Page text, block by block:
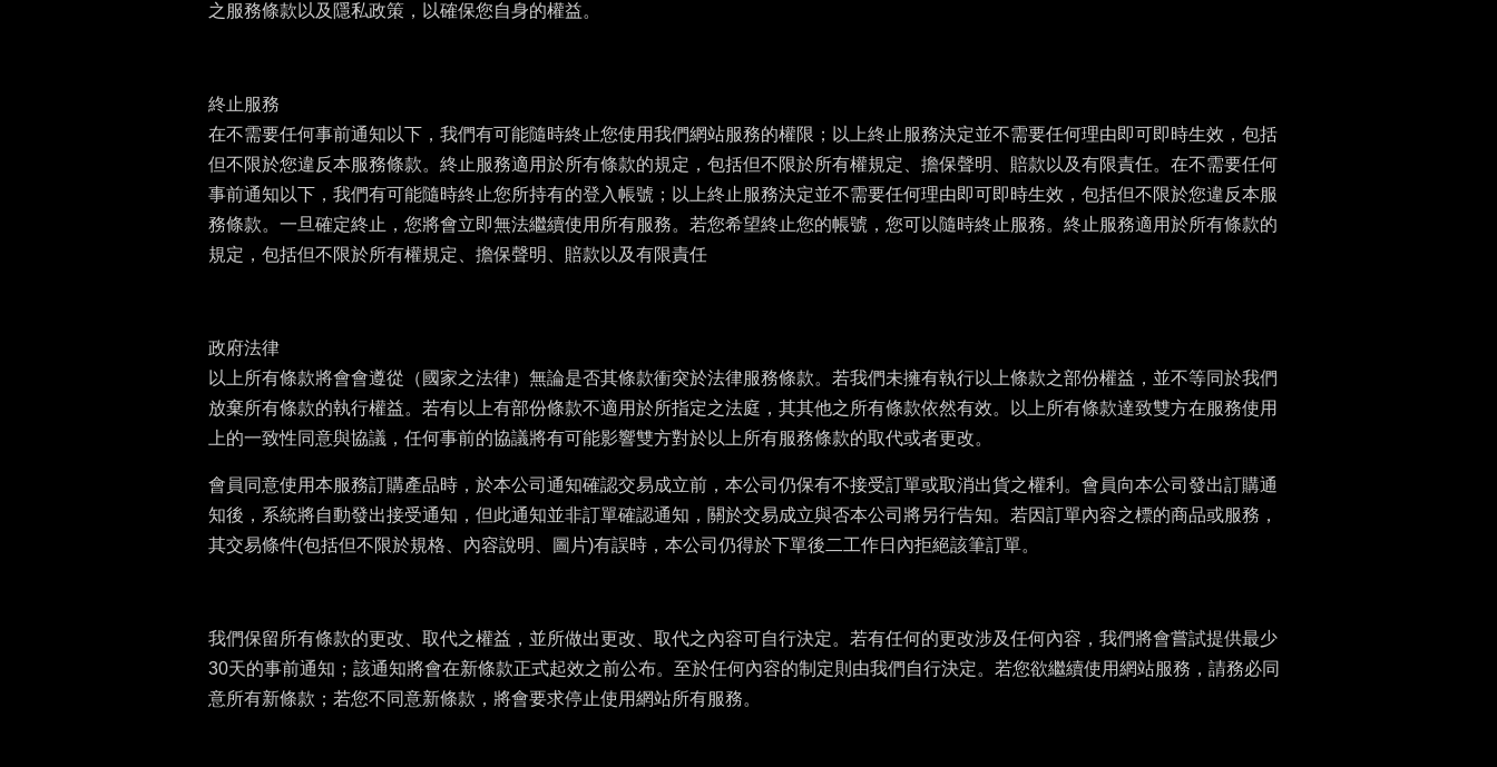
之服務條款以及隱私政策，以確保您自身的權益。
終止服務
在不需要任何事前通知以下，我們有可能隨時終止您使用我們網站服務的權限；以上終止服務決定並不需要任何理由即可即時生效，包括
但不限於您違反本服務條款。終止服務適用於所有條款的規定，包括但不限於所有權規定、擔保聲明、賠款以及有限責任。在不需要任何
事前通知以下，我們有可能隨時終止您所持有的登入帳號；以上終止服務決定並不需要任何理由即可即時生效，包括但不限於您違反本服
務條款。一旦確定終止，您將會立即無法繼續使用所有服務。若您希望終止您的帳號，您可以隨時終止服務。終止服務適用於所有條款的
規定，包括但不限於所有權規定、擔保聲明、賠款以及有限責任
政府法律
以上所有條款將會會遵從（國家之法律）無論是否其條款衝突於法律服務條款。若我們未擁有執行以上條款之部份權益，並不等同於我們
放棄所有條款的執行權益。若有以上有部份條款不適用於所指定之法庭，其其他之所有條款依然有效。以上所有條款達致雙方在服務使用
上的一致性同意與協議，任何事前的協議將有可能影響雙方對於以上所有服務條款的取代或者更改。
會員同意使用本服務訂購產品時，於本公司通知確認交易成立前，本公司仍保有不接受訂單或取消出貨之權利。會員向本公司發出訂購通
知後，系統將自動發出接受通知，但此通知並非訂單確認通知，關於交易成立與否本公司將另行告知。若因訂單內容之標的商品或服務，
其交易條件(包括但不限於規格、內容說明、圖片)有誤時，本公司仍得於下單後二工作日內拒絕該筆訂單。
我們保留所有條款的更改、取代之權益，並所做出更改、取代之內容可自行決定。若有任何的更改涉及任何內容，我們將會嘗試提供最少
30天的事前通知；該通知將會在新條款正式起效之前公布。至於任何內容的制定則由我們自行決定。若您欲繼續使用網站服務，請務必同
意所有新條款；若您不同意新條款，將會要求停止使用網站所有服務。